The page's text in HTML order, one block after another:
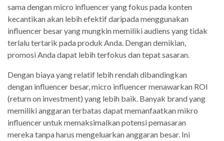
sama dengan micro influencer yang fokus pada konten
kecantikan akan lebih efektif daripada menggunakan
influencer besar yang mungkin memiliki audiens yang tidak
terlalu tertarik pada produk Anda. Dengan demikian,
promosi Anda dapat lebih terfokus dan tepat sasaran.
Dengan biaya yang relatif lebih rendah dibandingkan
dengan influencer besar, micro influencer menawarkan ROI
(return on investment) yang lebih baik. Banyak brand yang
memiliki anggaran terbatas dapat memanfaatkan mikro
influencer untuk memaksimalkan potensi pemasaran
mereka tanpa harus mengeluarkan anggaran besar. Ini